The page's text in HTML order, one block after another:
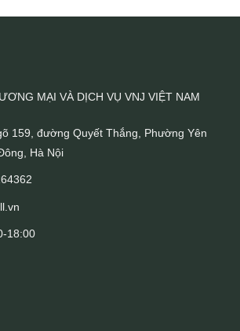
MẠI VÀ DỊCH VỤ VNJ VIỆT NAM
159, đường Quyết Thắng, Phường Yên
Hà Nội
18:00